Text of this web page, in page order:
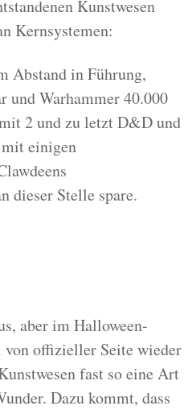
Kunstwesen
Kernsystemen:
Abstand in Führung,
und Warhammer 40.000
2 und zu letzt D&D und
einigen
dieser Stelle spare.
aber im Halloween-
offizieller Seite wieder
fast so eine Art
Dazu kommt, dass